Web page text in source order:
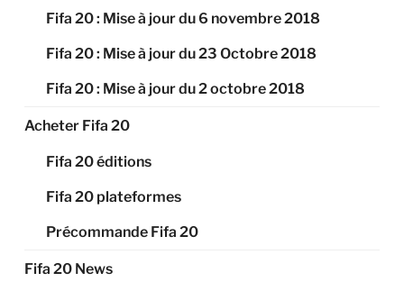
Fifa 20 : Mise à jour du 6 novembre 2018
Fifa 20 : Mise à jour du 23 Octobre 2018
Fifa 20 : Mise à jour du 2 octobre 2018
Acheter Fifa 20
Fifa 20 éditions
Fifa 20 plateformes
Précommande Fifa 20
Fifa 20 News